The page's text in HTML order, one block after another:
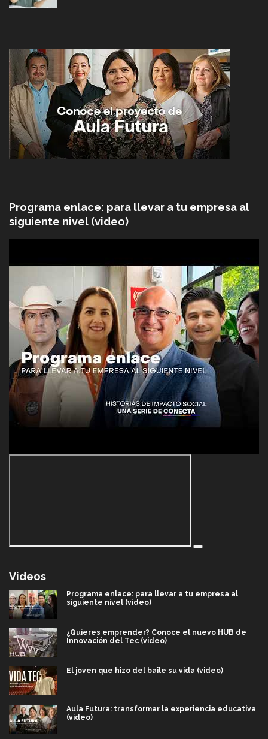
Programa enlace: para llevar a tu empresa al
siguiente nivel (video)
Videos
Programa enlace: para llevar a tu empresa al
siguiente nivel (video)
¿Quieres emprender? Conoce el nuevo HUB de
Innovación del Tec (video)
El joven que hizo del baile su vida (video)
Aula Futura: transformar la experiencia educativa
(video)